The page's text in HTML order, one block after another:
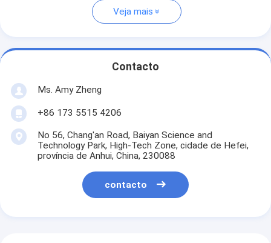
Veja mais
Contacto
Ms. Amy Zheng
+86 173 5515 4206
No 56, Chang'an Road, Baiyan Science and
Technology Park, High-Tech Zone, cidade de Hefei,
província de Anhui, China, 230088
contacto